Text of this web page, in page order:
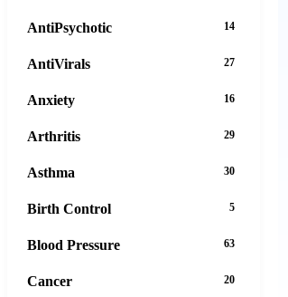
AntiPsychotic 14
AntiVirals 27
Anxiety 16
Arthritis 29
Asthma 30
Birth Control 5
Blood Pressure 63
Cancer 20